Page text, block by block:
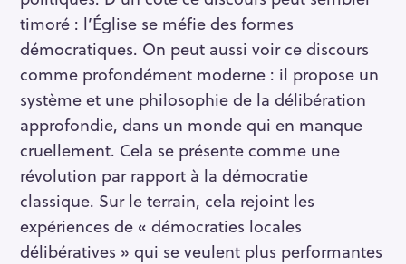
timoré : l’Église se méfie des formes
démocratiques. On peut aussi voir ce discours
comme profondément moderne : il propose un
système et une philosophie de la délibération
approfondie, dans un monde qui en manque
cruellement. Cela se présente comme une
révolution par rapport à la démocratie
classique. Sur le terrain, cela rejoint les
expériences de « démocraties locales
délibératives » qui se veulent plus performantes